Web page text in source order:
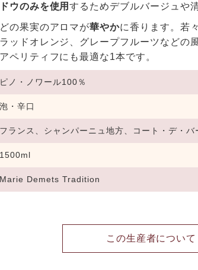
ウのみを使用するためデブルバージュや
の果実のアロマが華やかに香ります。若
ッドオレンジ、グレープフルーツなどの
リティフにも最適な1本です。
ピノ・ノワール100％
泡・辛口
フランス、シャンパーニュ地方、コート・デ・バ
1500ml
Marie Demets Tradition
この生産者について